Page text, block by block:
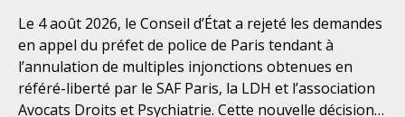
Le 4 août 2026, le Conseil d’État a rejeté les demandes
en appel du préfet de police de Paris tendant à
l’annulation de multiples injonctions obtenues en
référé-liberté par le SAF Paris, la LDH et l’association
Avocats Droits et Psychiatrie. Cette nouvelle décision